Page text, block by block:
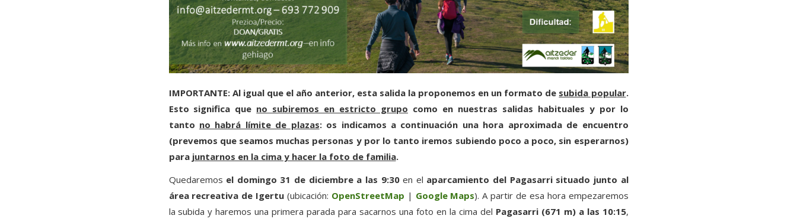
IMPORTANTE: Al igual que el año anterior, esta salida la proponemos en un formato de subida popular.
Esto significa que no subiremos en estricto grupo como en nuestras salidas habituales y por lo
tanto no habrá límite de plazas: os indicamos a continuación una hora aproximada de encuentro
(prevemos que seamos muchas personas y por lo tanto iremos subiendo poco a poco, sin esperarnos)
para juntarnos en la cima y hacer la foto de familia.
Quedaremos el domingo 31 de diciembre a las 9:30en el aparcamiento del Pagasarri situado junto al
área recreativa de Igertu (ubicación: OpenStreetMap | Google Maps). A partir de esa hora empezaremos
la subida y haremos una primera parada para sacarnos una foto en la cima del Pagasarri (671 m) a las 10:15,